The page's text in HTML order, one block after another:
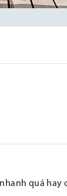
quá hay